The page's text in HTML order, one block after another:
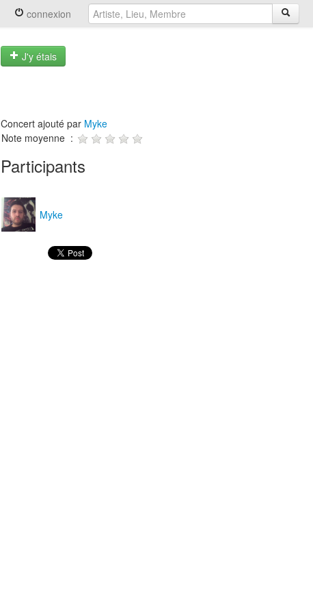
connexion
J'y étais
Concert ajouté par Myke
Note moyenne :
Participants
Myke